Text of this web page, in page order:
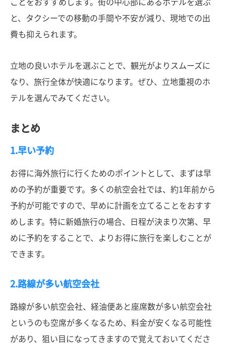
と、タクシーでの移動の手間や不安が減り、現地での出
費も抑えられます。
立地の良いホテルを選ぶことで、観光がよりスムーズに
なり、旅行全体が快適になります。ぜひ、立地重視のホ
テルを選んでみてください。
まとめ
1.早い予約
お得に海外旅行に行くためのポイントとして、まずは早
めの予約が重要です。多くの航空会社では、約1年前から
予約が可能ですので、早めに計画を立てることをおすす
めします。特に新婚旅行の場合、日程が決まり次第、早
めに予約をすることで、よりお得に旅行を楽しむことが
できます。
2.路線が多い航空会社
路線が多い航空会社、経油便あと座席数が多い航空会社
というのも空席が多くなるため、料金が安くなる可能性
があり、狙い目になってきますので覚えておいてくださ